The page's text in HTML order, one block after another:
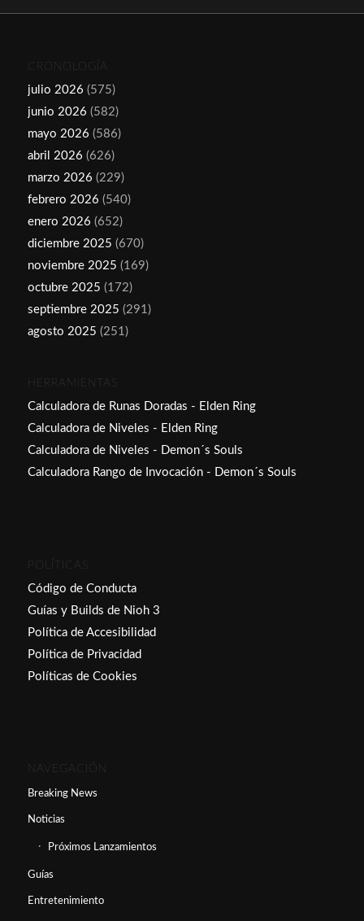
CRONOLOGÍA
julio 2026 (575)
junio 2026 (582)
mayo 2026 (586)
abril 2026 (626)
marzo 2026 (229)
febrero 2026 (540)
enero 2026 (652)
diciembre 2025 (670)
noviembre 2025 (169)
octubre 2025 (172)
septiembre 2025 (291)
agosto 2025 (251)
HERRAMIENTAS
Calculadora de Runas Doradas - Elden Ring
Calculadora de Niveles - Elden Ring
Calculadora de Niveles - Demon´s Souls
Calculadora Rango de Invocación - Demon´s Souls
POLÍTICAS
Código de Conducta
Guías y Builds de Nioh 3
Política de Accesibilidad
Política de Privacidad
Políticas de Cookies
NAVEGACIÓN
Breaking News
Noticias
Próximos Lanzamientos
Guías
Entretenimiento